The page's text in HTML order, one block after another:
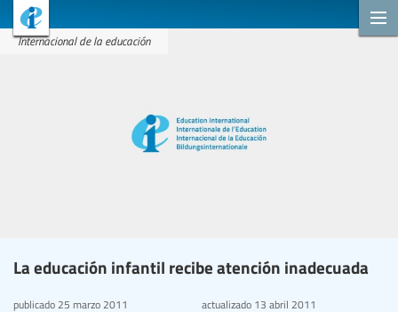
Internacional de la educación
La educación infantil recibe atención inadecuada
publicado 25 marzo 2011 actualizado13 abril 2011